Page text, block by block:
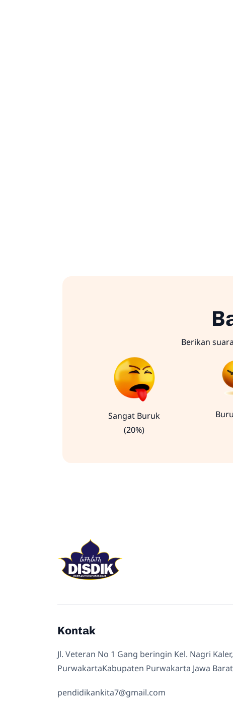
Berikan
Sangat Buruk
(20%)
Kontak
Jl. Veteran No 1 Gang beringin Kel. Nagri
PurwakartaKabupaten Purwakarta Jawa
pendidikankita7@gmail.com